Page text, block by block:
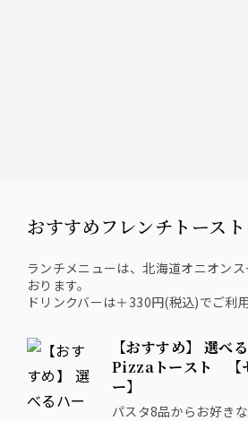
おすすめフレンチトース
ランチメニューは、北海道オニオンスープがセットになって
おります。
ドリンクバーは＋330円(税込)でご利用
【おすすめ】 選べるハーフPasta・
Pizzaトースト 【
ー】
パスタ8品からお好き